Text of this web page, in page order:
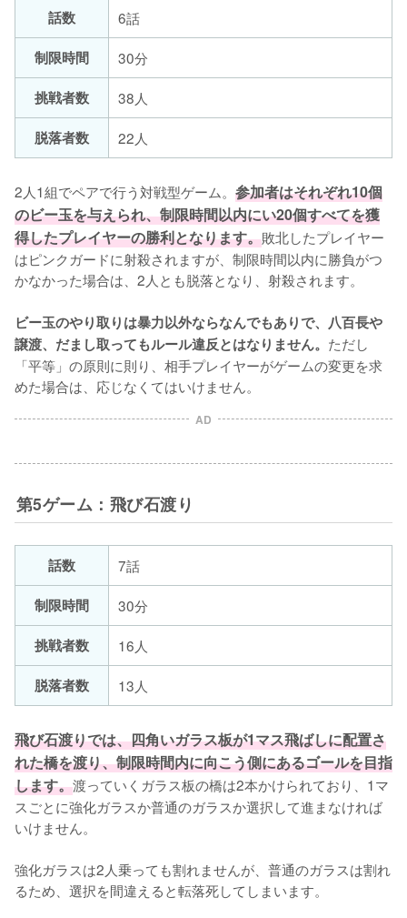
話数
6話
制限時間
30分
挑戦者数
38人
脱落者数
22人
2人1組でペアで行う対戦型ゲーム。 参加者はそれぞれ10個
のビー玉を与えられ、制限時間以内にい20個すべてを獲
得したプレイヤーの勝利となります。敗北したプレイヤー
はピンクガードに射殺されますが、制限時間以内に勝負がつ
かなかった場合は、2人とも脱落となり、射殺されます。
ビー玉のやり取りは暴力以外ならなんでもありで、八百長や
譲渡、だまし取ってもルール違反とはなりません。 ただし
「平等」の原則に則り、相手プレイヤーがゲームの変更を求
めた場合は、応じなくてはいけません。
AD
第5ゲーム：飛び石渡り
話数
7話
制限時間
30分
挑戦者数
16人
脱落者数
13人
飛び石渡りでは、四角いガラス板が1マス飛ばしに配置さ
れた橋を渡り、制限時間内に向こう側にあるゴールを目指
します。渡っていくガラス板の橋は2本かけられており、1マ
スごとに強化ガラスか普通のガラスか選択して進まなければ
いけません。
強化ガラスは2人乗っても割れませんが、普通のガラスは割れ
るため、選択を間違えると転落死してしまいます。